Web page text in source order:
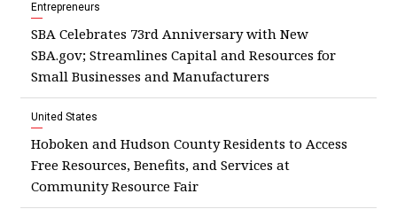
Entrepreneurs
SBA Celebrates 73rd Anniversary with New
SBA.gov; Streamlines Capital and Resources for
Small Businesses and Manufacturers
United States
Hoboken and Hudson County Residents to Access
Free Resources, Benefits, and Services at
Community Resource Fair